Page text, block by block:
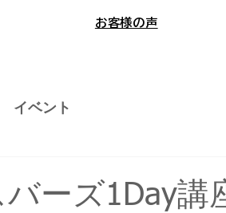
お客様の声
イベント
ーズ1Day講